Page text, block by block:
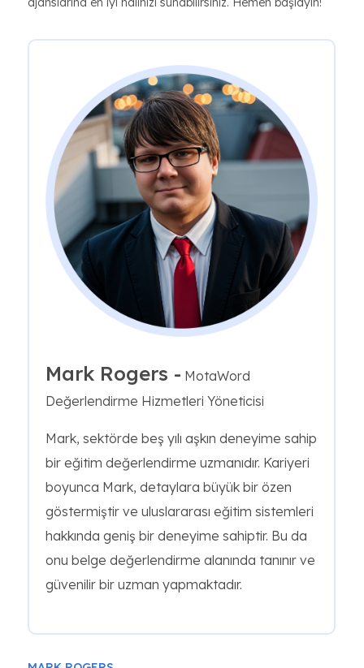
Mark Rogers - MotaWord
Değerlendirme Hizmetleri Yöneticisi
Mark, sektörde beş yılı aşkın deneyime sahip
bir eğitim değerlendirme uzmanıdır. Kariyeri
boyunca Mark, detaylara büyük bir özen
göstermiştir ve uluslararası eğitim sistemleri
hakkında geniş bir deneyime sahiptir. Bu da
onu belge değerlendirme alanında tanınır ve
güvenilir bir uzman yapmaktadır.